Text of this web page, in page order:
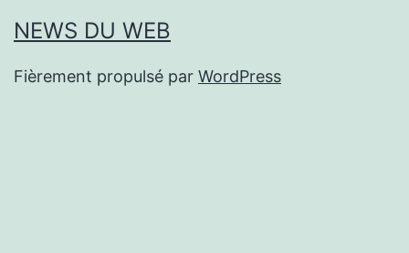
NEWS DU WEB
Fièrement propulsé par WordPress